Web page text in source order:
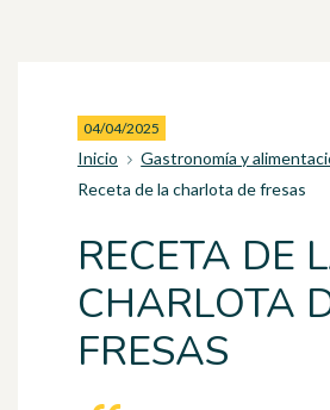
04/04/2025
Inicio
Gastronomía y
Receta de la charlota de fresas
RECETA DE
CHARLOTA
FRESAS